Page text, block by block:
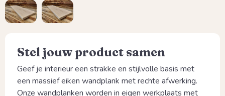
Stel jouw product samen
Geef je interieur een strakke en stijlvolle basis met
een massief eiken wandplank met rechte afwerking.
Onze wandplanken worden in eigen werkplaats met